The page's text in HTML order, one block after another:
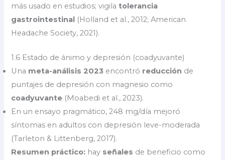
más usado en estudios; vigilatolerancia
gastrointestinal (Holland et al., 2012; American
Headache Society, 2021).
1.6 Estado de ánimo y depresión (coadyuvante)
Una meta-análisis 2023 encontró reducción de
puntajes de depresión con magnesio como
coadyuvante (Moabedi et al., 2023).
En un ensayo pragmático, 248 mg/día mejoró
síntomas en adultos con depresión leve-moderada
(Tarleton & Littenberg, 2017).
Resumen práctico: hay señales de beneficio como